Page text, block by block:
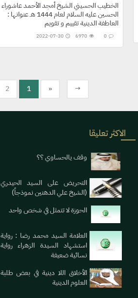
الخطيب الحسيني الشيخ أمجد الأحمد عاشوراء
الحسين عليه السلام لعام 1444 هـ عنوانها :
العاطفة الدينية تقييم و تقويم
2022-07-30 0
6970
→
»
1
2
الاكثر تعليقا
وقف يالحساوي ؟؟
التحريض على السيد الحيدري
(الشيخ علي الدهنين نموذجاً)
الحوزة لا تتمثل في شخص واحد
العلامة السيد محمد رضا : رواية
استشهاد السيدة الزهراء رواية
نسائية ضعيفة
الأخلاق اللا دينية في بعض طلبة
العلوم الدينية